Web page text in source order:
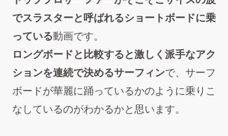
でスラスターと呼ばれるショートボードに乗
っている動画です。
ロングボードと比較すると激しく派手なアク
ションを連続で決めるサーフィンで、 サーフ
ボードが華麗に踊っているかのように乗りこ
なしているのがわかるかと思います。